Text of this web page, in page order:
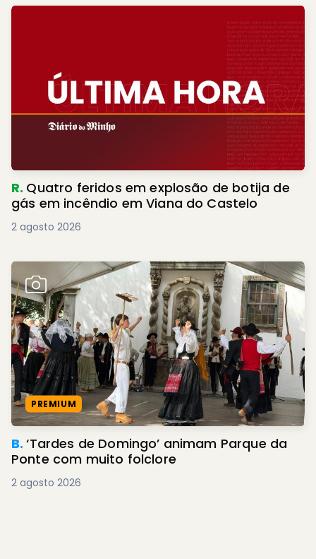
R. Quatro feridos em explosão de botija de
gás em incêndio em Viana do Castelo
2 agosto 2026
PREMIUM
B.‘Tardes de Domingo’ animam Parque da
Ponte com muito folclore
2 agosto 2026